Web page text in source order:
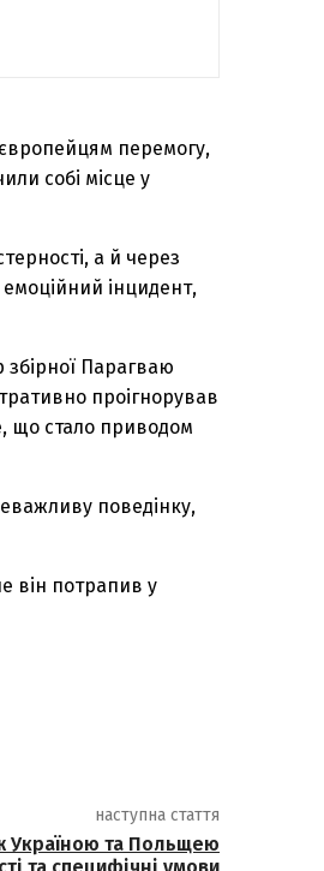
перемогу,
собі місце у
а й через
інцидент,
збірної Парагваю
проігнорував
що стало приводом
поведінку,
він потрапив у
наступна стаття
Україною та Польщею